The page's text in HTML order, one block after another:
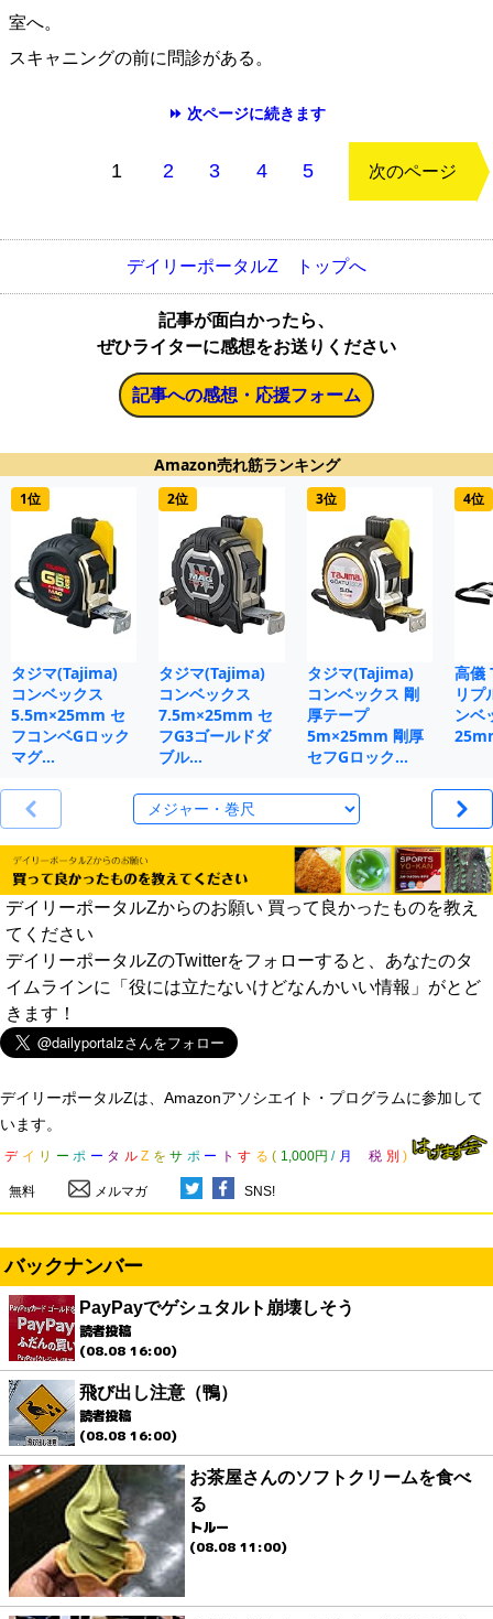
室へ。
スキャニングの前に問診がある。
⏩ 次ページに続きます
1 2 3 4 5 次のページ
デイリーポータルZ トップへ
記事が面白かったら、
ぜひライターに感想をお送りください
記事への感想・応援フォーム
Amazon売れ筋ランキング
1位
タジマ(Tajima)
コンベックス
5.5m×25mm セ
フコンベGロック
マグ…
2位
タジマ(Tajima)
コンベックス
7.5m×25mm セ
フG3ゴールドダ
ブル…
3位
タジマ(Tajima)
コンベックス 剛
厚テープ
5m×25mm 剛厚
セフGロック…
4位
高儀
リプ
ンベ
デイリーポータルZからのお願い 買って良かったものを教え
てください
デイリーポータルZのTwitterをフォローすると、あなたのタ
イムラインに「役には立たないけどなんかいい情報」がとど
きます！
デイリーポータルZは、Amazonアソシエイト・プログラムに参加して
います。
デ イ リ ー ポ ー タ ル Z を サ ポ ー ト す る ( 1,000円 / 月 税 別 )
無料 メルマガ SNS!
バックナンバー
PayPayでゲシュタルト崩壊しそう
読者投稿
(08.08 16:00)
飛び出し注意（鴨）
読者投稿
(08.08 16:00)
お茶屋さんのソフトクリームを食べ
る
トルー
(08.08 11:00)